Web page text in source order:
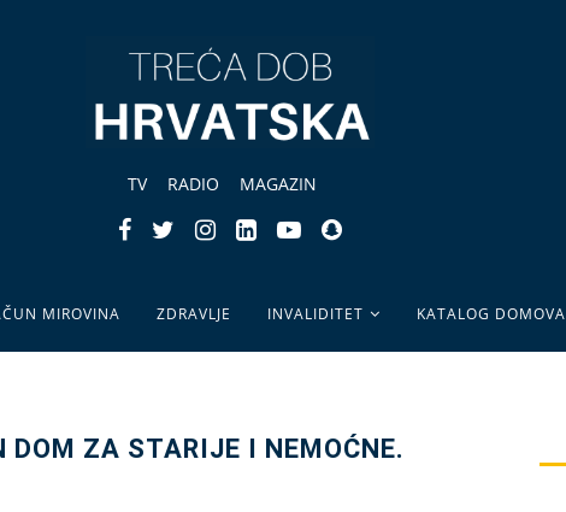
TV RADIO MAGAZIN
MIROVINA ZDRAVLJE INVALIDITET KATALOG DOMOVA
ZA STARIJE I NEMOĆNE.